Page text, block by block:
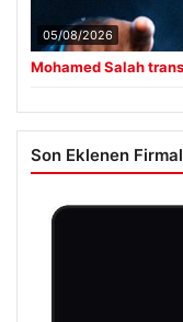
05/08/2026
Mohamed Salah
Son Eklenen